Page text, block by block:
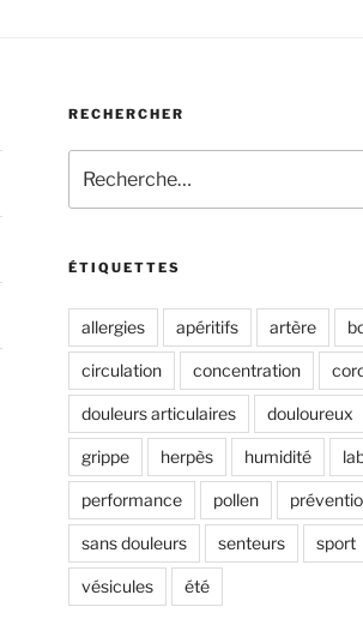
RECHERCHER
pour
:
ÉTIQUETTES
allergies apéritifs artère
circulation concentration
douleurs articulaires douloureux
grippe herpès humidité
performance pollen
sans douleurs senteurs sport
vésicules été